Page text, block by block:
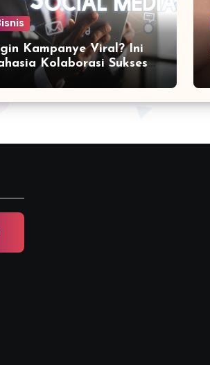
Kampanye Viral? Ini
Kolaborasi Sukses
Social Media
Agency